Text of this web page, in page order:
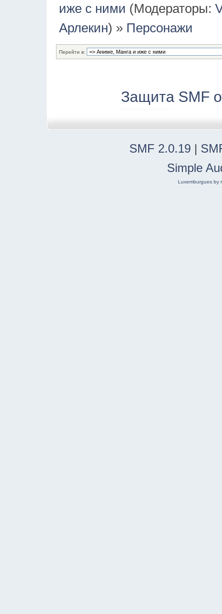
иже с ними (Модераторы:
Арлекин) » Персонажи
Перейти в:
Защита SMF
SMF 2.0.19|
Simple
Luxemburgues by